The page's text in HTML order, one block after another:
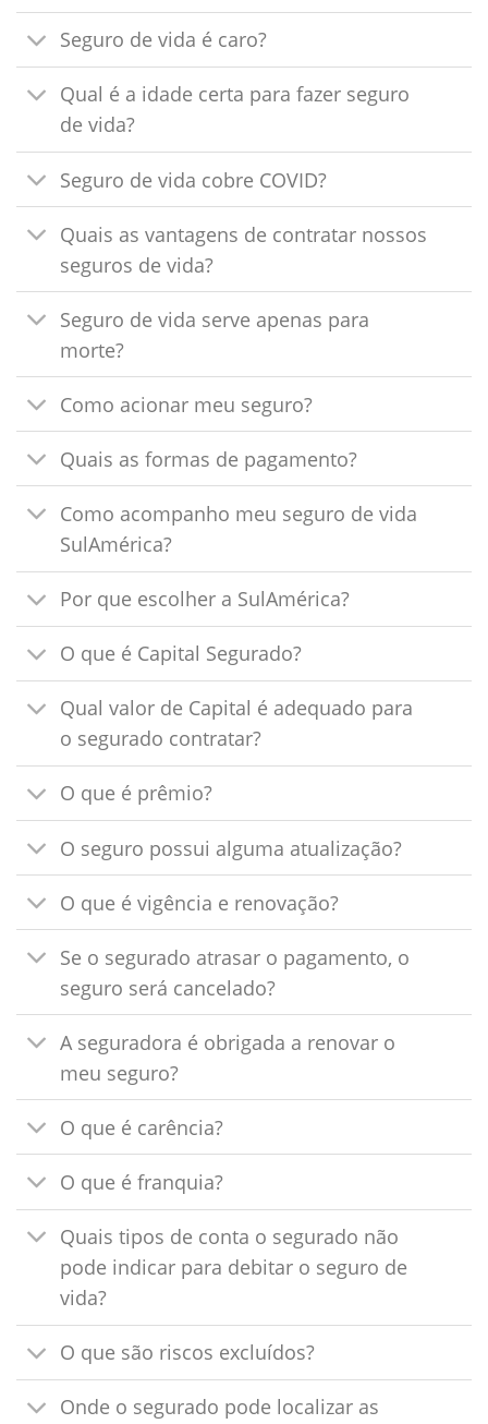
Seguro de vida é caro?
Qual é a idade certa para fazer seguro
de vida?
Seguro de vida cobre COVID?
Quais as vantagens de contratar nossos
seguros de vida?
Seguro de vida serve apenas para
morte?
Como acionar meu seguro?
Quais as formas de pagamento?
Como acompanho meu seguro de vida
SulAmérica?
Por que escolher a SulAmérica?
O que é Capital Segurado?
Qual valor de Capital é adequado para
o segurado contratar?
O que é prêmio?
O seguro possui alguma atualização?
O que é vigência e renovação?
Se o segurado atrasar o pagamento, o
seguro será cancelado?
A seguradora é obrigada a renovar o
meu seguro?
O que é carência?
O que é franquia?
Quais tipos de conta o segurado não
pode indicar para debitar o seguro de
vida?
O que são riscos excluídos?
Onde o segurado pode localizar as